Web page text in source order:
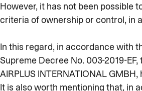
However, it has not been possible
criteria of ownership or control, in
In this regard, in accordance with
Supreme Decree No. 003-2019-
AIRPLUS INTERNATIONAL
It is also worth mentioning that, in